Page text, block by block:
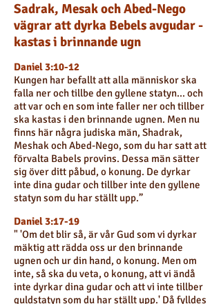
Sadrak, Mesak och Abed-Nego
vägrar att dyrka Bebels avgudar -
kastas i brinnande ugn
Daniel 3:10-12
Kungen har befallt att alla människor ska
falla ner och tillbe den gyllene statyn... och
att var och en som inte faller ner och tillber
ska kastas i den brinnande ugnen. Men nu
finns här några judiska män, Shadrak,
Meshak och Abed-Nego, som du har satt att
förvalta Babels provins. Dessa män sätter
sig över ditt påbud, o konung. De dyrkar
inte dina gudar och tillber inte den gyllene
statyn som du har ställt upp.”
Daniel 3:17-19
" 'Om det blir så, är vår Gud som vi dyrkar
mäktig att rädda oss ur den brinnande
ugnen och ur din hand, o konung. Men om
inte, så ska du veta, o konung, att vi ändå
inte dyrkar dina gudar och att vi inte tillber
guldstatyn som du har ställt upp.' Då fylldes